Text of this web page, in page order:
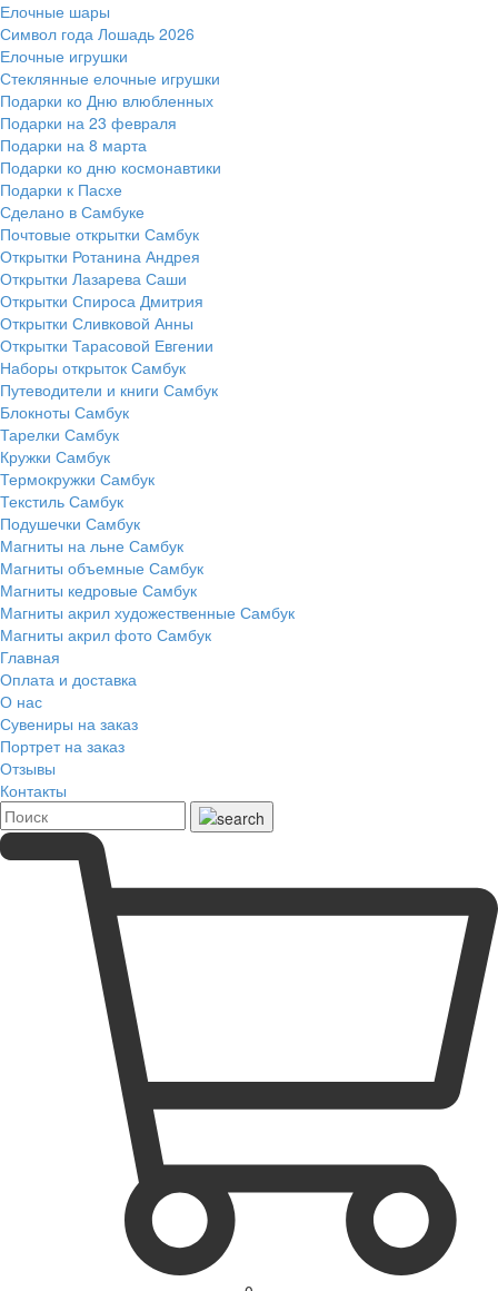
Елочные шары
Символ года Лошадь 2026
Елочные игрушки
Стеклянные елочные игрушки
Подарки ко Дню влюбленных
Подарки на 23 февраля
Подарки на 8 марта
Подарки ко дню космонавтики
Подарки к Пасхе
Сделано в Самбуке
Почтовые открытки Самбук
Открытки Ротанина Андрея
Открытки Лазарева Саши
Открытки Спироса Дмитрия
Открытки Сливковой Анны
Открытки Тарасовой Евгении
Наборы открыток Самбук
Путеводители и книги Самбук
Блокноты Самбук
Тарелки Самбук
Кружки Самбук
Термокружки Самбук
Текстиль Самбук
Подушечки Самбук
Магниты на льне Самбук
Магниты объемные Самбук
Магниты кедровые Самбук
Магниты акрил художественные Самбук
Магниты акрил фото Самбук
Главная
Оплата и доставка
О нас
Сувениры на заказ
Портрет на заказ
Отзывы
Контакты